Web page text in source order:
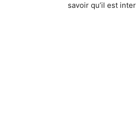
savoir qu’il est